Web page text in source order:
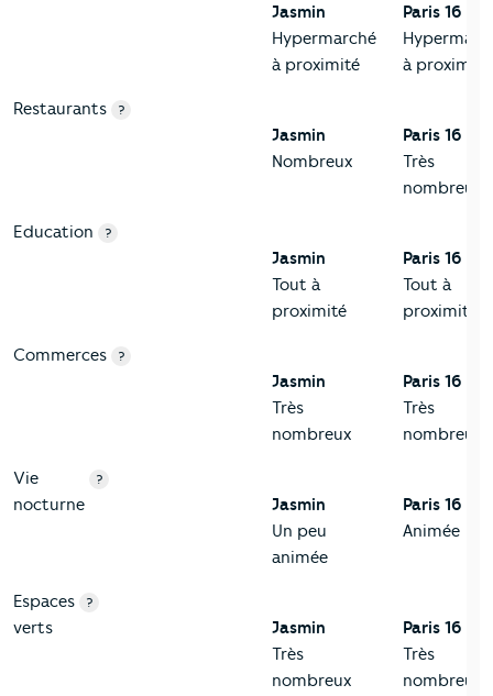
Jasmin
Hypermarché
à proximité
Paris 16
à proximité
Restaurants ?
Jasmin
Nombreux
Paris 16
Très
nombreux
Education ?
Jasmin
Tout à
proximité
Paris 16
Tout à
proximité
Commerces ?
Jasmin
Très
nombreux
Paris 16
Très
nombreux
Vie
nocturne
?
Jasmin
Un peu
animée
Paris 16
Animée
Espaces
verts
?
Jasmin
Très
nombreux
Paris 16
Très
nombreux